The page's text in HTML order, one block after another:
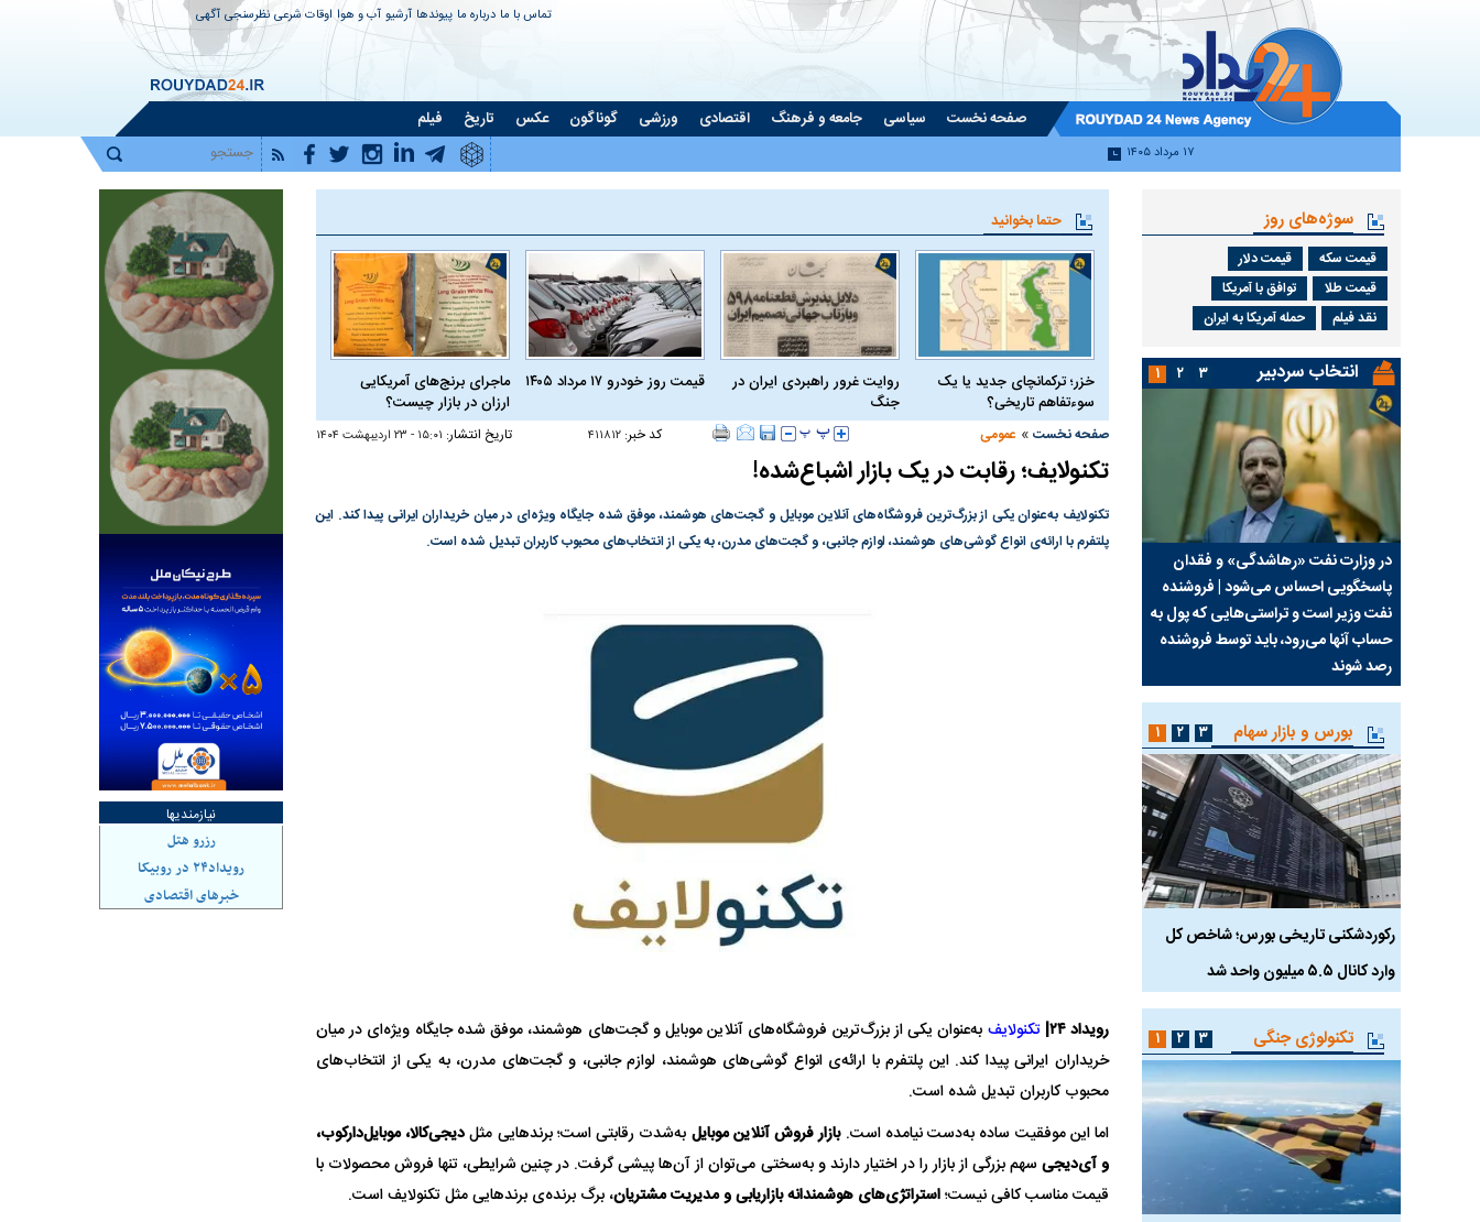
تماس با ما درباره ما پیوندها آرشیو آب و هوا اوقات شرعی نظرسنجی آگهی
صفحه نخست سیاسی جامعه و فرهنگ اقتصادی ورزشی گوناگون عکس تاریخ فیلم
۱۷ مرداد ۱۴۰۵
حتما بخوانید
خزر؛ ترکمانچای جدید یا یک
سوءتفاهم تاریخی؟
روایت غرور راهبردی ایران در
جنگ
قیمت روز خودرو ۱۷ مرداد ۱۴۰۵
ماجرای برنج‌های آمریکایی
ارزان در بازار چیست؟
صفحه نخست » عمومی کد خبر:۴۱۱۸۱۲ تاریخ انتشار: ۱۵:۰۱ - ۲۳ ارديبهشت ۱۴۰۴
تکنولایف؛ رقابت در یک بازار اشباع‌شده!
تکنولایف به‌عنوان یکی از بزرگ‌ترین فروشگاه‌های آنلاین موبایل و گجت‌های هوشمند، موفق شده جایگاه ویژه‌ای در میان خریداران ایرانی پیدا کند. این
پلتفرم با ارائه‌ی انواع گوشی‌های هوشمند، لوازم جانبی، و گجت‌های مدرن، به یکی از انتخاب‌های محبوب کاربران تبدیل شده است.
رویداد ۲۴| تکنولایف به‌عنوان یکی از بزرگ‌ترین فروشگاه‌های آنلاین موبایل و گجت‌های هوشمند، موفق شده جایگاه ویژه‌ای در میان
خریداران ایرانی پیدا کند. این پلتفرم با ارائه‌ی انواع گوشی‌های هوشمند، لوازم جانبی، و گجت‌های مدرن، به یکی از انتخاب‌های
محبوب کاربران تبدیل شده است.
اما این موفقیت ساده به‌دست نیامده است.بازار فروش آنلاین موبایل به‌شدت رقابتی است؛ برندهایی مثلدیجی‌کالا، موبایل‌دارکوب،
و آی‌دیجیسهم بزرگی از بازار را در اختیار دارند و به‌سختی می‌توان از آن‌ها پیشی گرفت. در چنین شرایطی، تنها فروش محصولات با
قیمت مناسب کافی نیست؛استراتژی‌های هوشمندانه بازاریابی و مدیریت مشتریان، برگ برنده‌ی برندهایی مثل تکنولایف است.
سوژه‌های روز
قیمت سکه
قیمت دلار
قیمت طلا
توافق با آمریکا
نقد فیلم
حمله آمریکا به ایران
انتخاب سردبیر
در وزارت نفت «رهاشدگی» و فقدان
پاسخگویی احساس می‌شود | فروشنده
نفت وزیر است و تراستی‌هایی که پول به
حساب آنها می‌رود، باید توسط فروشنده
رصد شوند
حساب آنها می‌رود، باید توسط فروشنده
چرا رویای آمریکایی سرنگونی رژیم و
نابودی محور مقاومت تعبیر نشد؟ | پشت
پرده تجارت پهپاد‌ ۱۵۰۰ دلاری که
واشنگتن را زمین زد
۱ ۲ ۳
بورس و بازار سهام
رکوردشکنی تاریخی بورس؛ شاخص کل
وارد کانال ۵.۵ میلیون واحد شد
بورس تهران رکورد شکست
رکوردشکنی تاریخی بورس؛ شاخص کل
۱ ۲ ۳
تکنولوژی جنگی ۱ ۲ ۳
نیازمندیها
رزرو هتل
رویداد۲۴ در روبیکا
خبرهای اقتصادی